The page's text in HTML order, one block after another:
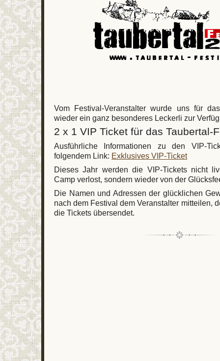
Vom Festival-Veranstalter wurde uns für
wieder ein ganz besonderes Leckerli zur
2 x 1 VIP Ticket für das Taubertal-
Ausführliche Informationen zu den VIP-
folgendem Link: Exklusives VIP-Ticket
Dieses Jahr werden die VIP-Tickets nicht
Camp verlost, sondern wieder von der
Die Namen und Adressen der glücklichen
nach dem Festival dem Veranstalter mitteilen,
die Tickets übersendet.